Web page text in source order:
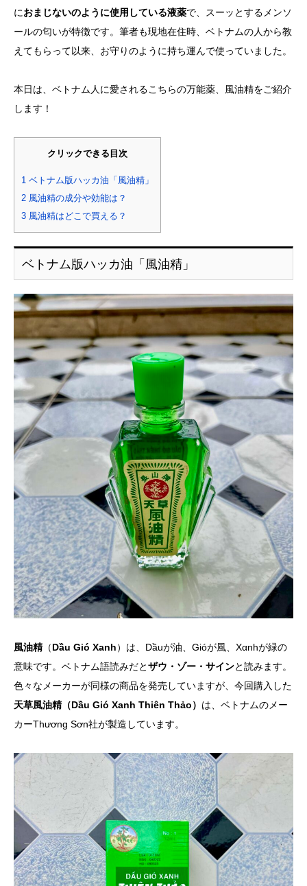
におまじないのように使用している液薬で、スーッとするメンソ
ールの匂いが特徴です。筆者も現地在住時、ベトナムの人から教
えてもらって以来、お守りのように持ち運んで使っていました。
本日は、ベトナム人に愛されるこちらの万能薬、風油精をご紹介
します！
クリックできる目次
1 ベトナム版ハッカ油「風油精」
2 風油精の成分や効能は？
3 風油精はどこで買える？
ベトナム版ハッカ油「風油精」
風油精（Dầu Gió Xanh）は、Dầuが油、Gióが風、Xαnhが緑の
意味です。ベトナム語読みだとザウ・ゾー・サインと読みます。
色々なメーカーが同様の商品を発売していますが、今回購入した
天草風油精（Dầu Gió Xanh Thiên Thảo） は、ベトナムのメー
カーThương Sơn社が製造しています。